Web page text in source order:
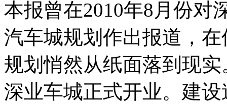
本报曾在2010年8月份对
汽车城规划作出报道，
规划悄然从纸面落到现
深业车城正式开业。建